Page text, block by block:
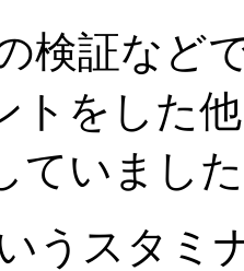
検証など
トをした
ていまし
うスタミ